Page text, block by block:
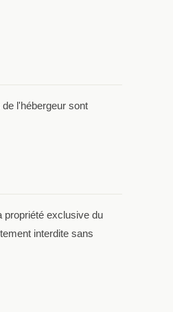
l'hébergeur sont
propriété exclusive du
interdite sans